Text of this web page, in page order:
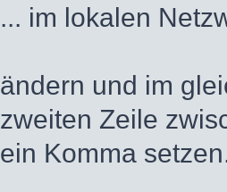
... im lokalen
ändern und im
zweiten Zeile
ein Komma